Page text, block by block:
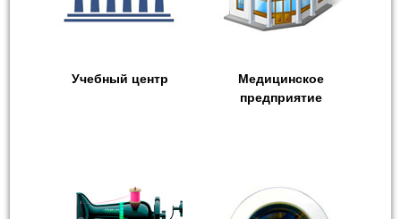
Учебный центр
Медицинское
предприятие